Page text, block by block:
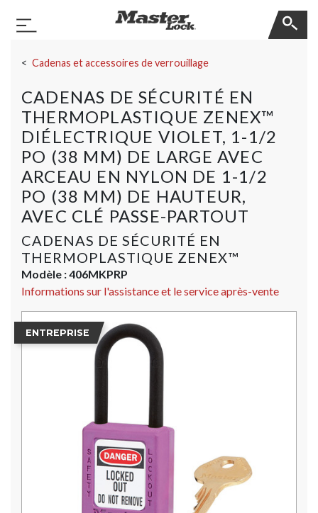
Basculer la navigation
Cadenas et accessoires de verrouillage
CADENAS DE SÉCURITÉ EN
THERMOPLASTIQUE ZENEX™
DIÉLECTRIQUE VIOLET, 1-1/2
PO (38 MM) DE LARGE AVEC
ARCEAU EN NYLON DE 1-1/2
PO (38 MM) DE HAUTEUR,
AVEC CLÉ PASSE-PARTOUT
CADENAS DE SÉCURITÉ EN
THERMOPLASTIQUE ZENEX™
Modèle :406MKPRP
Informations sur l'assistance et le service après-vente
ENTREPRISE